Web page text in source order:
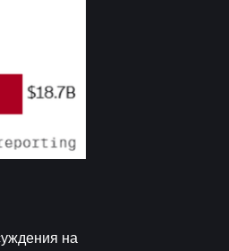
на